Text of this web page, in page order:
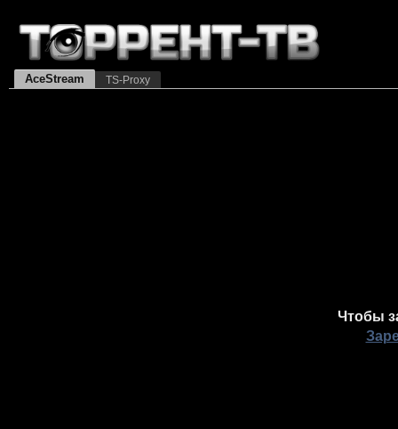
AceStream TS-Proxy
Чтобы